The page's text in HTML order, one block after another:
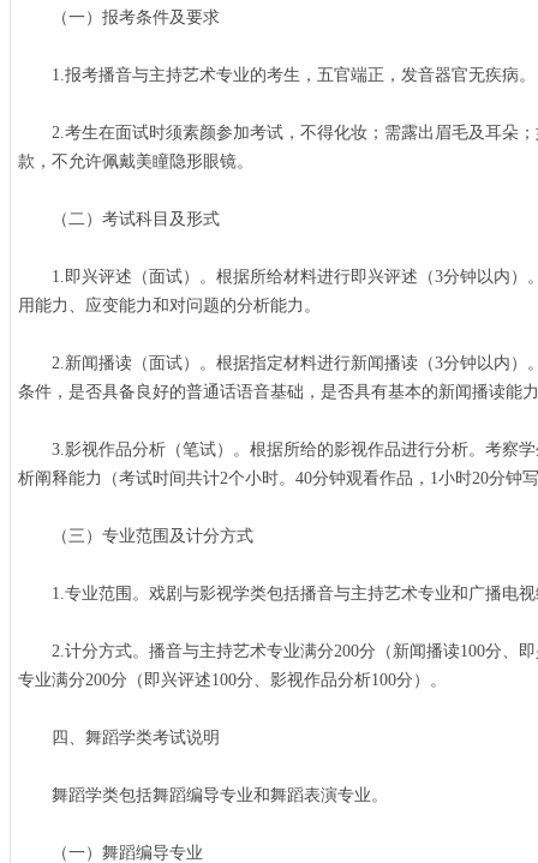
（一）报考条件及要求
1.报考播音与主持艺术专业的考生，五官端正，发音器官无疾病。
2.考生在面试时须素颜参加考试，不得化妆；需露出眉毛及耳朵；
款，不允许佩戴美瞳隐形眼镜。
（二）考试科目及形式
1.即兴评述（面试）。根据所给材料进行即兴评述（3分钟以内）
用能力、应变能力和对问题的分析能力。
2.新闻播读（面试）。根据指定材料进行新闻播读（3分钟以内）
条件，是否具备良好的普通话语音基础，是否具有基本的新闻播读能
3.影视作品分析（笔试）。根据所给的影视作品进行分析。考察学
析阐释能力（考试时间共计2个小时。40分钟观看作品，1小时20分钟
（三）专业范围及计分方式
1.专业范围。戏剧与影视学类包括播音与主持艺术专业和广播电视
2.计分方式。播音与主持艺术专业满分200分（新闻播读100分、即
专业满分200分（即兴评述100分、影视作品分析100分）。
四、舞蹈学类考试说明
舞蹈学类包括舞蹈编导专业和舞蹈表演专业。
（一）舞蹈编导专业